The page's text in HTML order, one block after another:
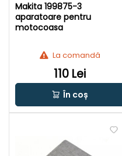
Makita 199875-3
aparatoare pentru
motocoasa
La comandă
110 Lei
În coș